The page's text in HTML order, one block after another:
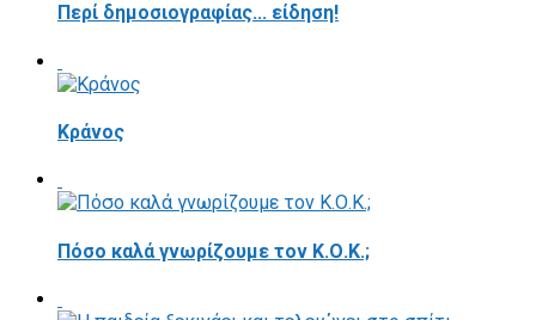
Περί δημοσιογραφίας... είδηση!
Κράνος
Πόσο καλά γνωρίζουμε τον Κ.Ο.Κ.;